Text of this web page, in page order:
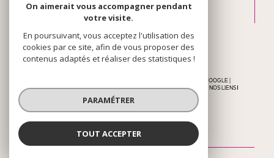
PROPRIÉTAIRE
se connecter
© 2026 | TOUS DROITS RÉSERVÉS | TRADUCTION POWERED BY GOOGLE |
NOS HONORAIRES
PLAN DU SITE MENTIONS LÉGALES ADMIN
NOS LIENS
POLITIQUE RGPD
On aimerait vous accompagner pendant
votre visite.
En poursuivant, vous acceptez l'utilisation des
cookies par ce site, afin de vous proposer des
contenus adaptés et réaliser des statistiques !
PARAMÉTRER
TOUT ACCEPTER